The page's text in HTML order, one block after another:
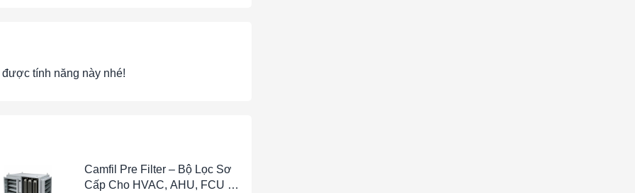
tính năng này nhé!
Camfil Pre Filter – Bộ Lọc Sơ
Cấp Cho HVAC, AHU, FCU &